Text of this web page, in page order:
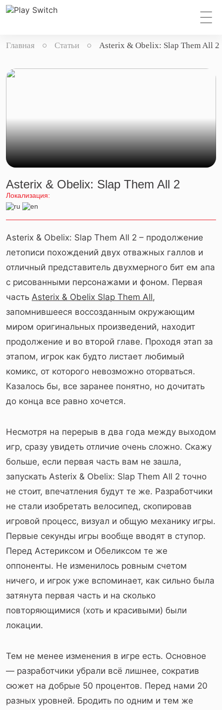
Главная Статьи Asterix & Obelix: Slap Them All 2
Asterix & Obelix: Slap Them All 2
Локализация:
Asterix & Obelix: Slap Them All 2 – продолжение
летописи похождений двух отважных галлов и
отличный представитель двухмерного бит ем апа
с рисованными персонажами и фоном. Первая
часть Asterix & Obelix Slap Them All,
запомнившееся воссозданным окружающим
миром оригинальных произведений, находит
продолжение и во второй главе. Проходя этап за
этапом, игрок как будто листает любимый
комикс, от которого невозможно оторваться.
Казалось бы, все заранее понятно, но дочитать
до конца все равно хочется.
Несмотря на перерыв в два года между выходом
игр, сразу увидеть отличие очень сложно. Скажу
больше, если первая часть вам не зашла,
запускать Asterix & Obelix: Slap Them All 2 точно
не стоит, впечатления будут те же. Разработчики
не стали изобретать велосипед, скопировав
игровой процесс, визуал и общую механику игры.
Первые секунды игры вообще вводят в ступор.
Перед Астериксом и Обеликсом те же
оппоненты. Не изменилось ровным счетом
ничего, и игрок уже вспоминает, как сильно была
затянута первая часть и на сколько
повторяющимися (хоть и красивыми) были
локации.
Тем не менее изменения в игре есть. Основное
— разработчики убрали всё лишнее, сократив
сюжет на добрые 50 процентов. Перед нами 20
разных уровней. Бродить по одним и тем же